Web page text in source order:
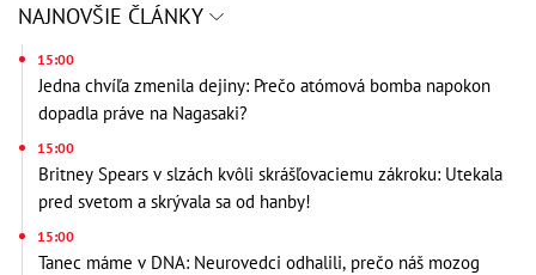
NAJNOVŠIE ČLÁNKY
15:00
Jedna chvíľa zmenila dejiny: Prečo atómová bomba napokon
dopadla práve na Nagasaki?
15:00
Britney Spears v slzách kvôli skrášľovaciemu zákroku: Utekala
pred svetom a skrývala sa od hanby!
15:00
Tanec máme v DNA: Neurovedci odhalili, prečo náš mozog